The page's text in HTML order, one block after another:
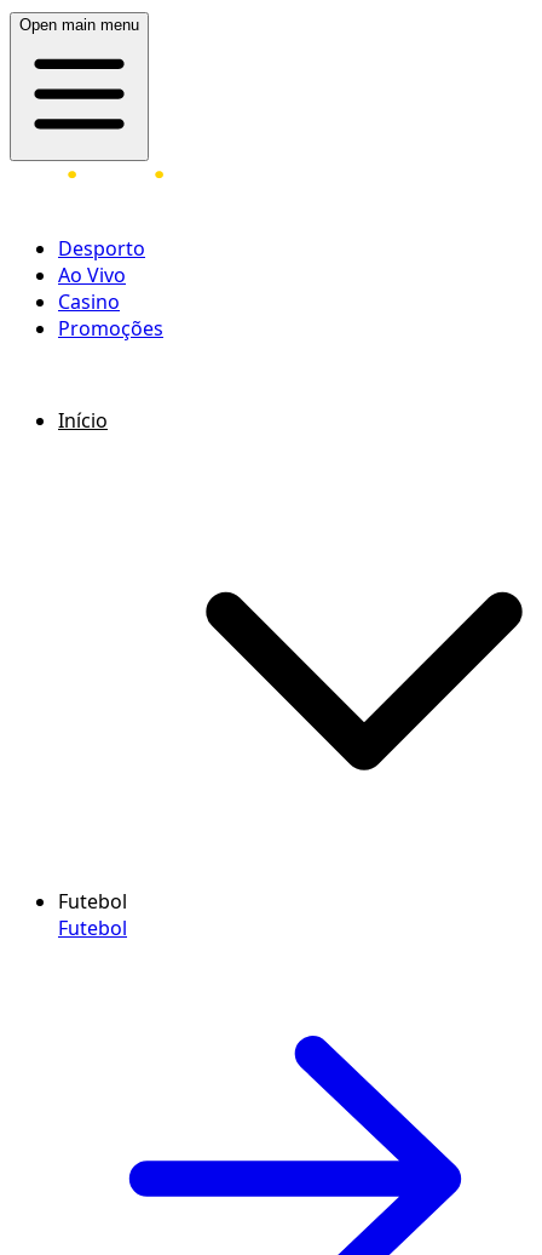
Open main menu
Desporto
Ao Vivo
Casino
Promoções
Início
Futebol
Futebol